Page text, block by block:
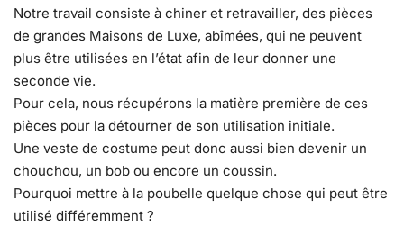
Notre travail consiste à chiner et retravailler, des pièces
de grandes Maisons de Luxe, abîmées, qui ne peuvent
plus être utilisées en l’état afin de leur donner une
seconde vie.
Pour cela, nous récupérons la matière première de ces
pièces pour la détourner de son utilisation initiale.
Une veste de costume peut donc aussi bien devenir un
chouchou, un bob ou encore un coussin.
Pourquoi mettre à la poubelle quelque chose qui peut être
utilisé différemment ?